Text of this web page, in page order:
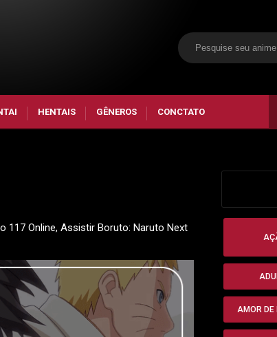
HENTAIS GÊNEROS CONCTATO
117 Online, Assistir Boruto: Naruto Next
AMOR DE